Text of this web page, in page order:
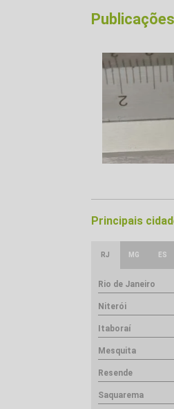
Principais
RJ MG ES
Rio de Janeiro
Niterói
Itaboraí
Mesquita
Resende
Saquarema